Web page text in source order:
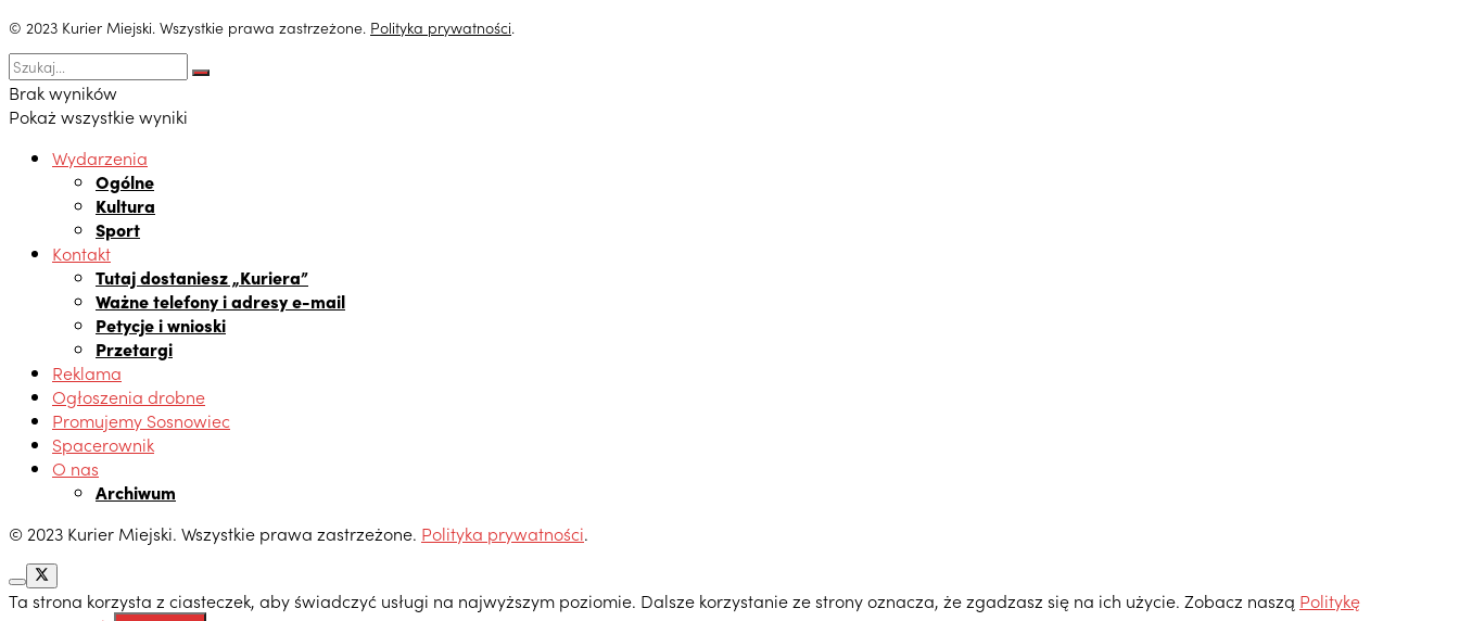
© 2023 Kurier Miejski. Wszystkie prawa zastrzeżone. Polityka prywatności.
Brak wyników
Pokaż wszystkie wyniki
Wydarzenia
Ogólne
Kultura
Sport
Kontakt
Tutaj dostaniesz „Kuriera”
Ważne telefony i adresy e-mail
Petycje i wnioski
Przetargi
Reklama
Ogłoszenia drobne
Promujemy Sosnowiec
Spacerownik
O nas
Archiwum
© 2023 Kurier Miejski. Wszystkie prawa zastrzeżone. Polityka prywatności.
Ta strona korzysta z ciasteczek, aby świadczyć usługi na najwyższym poziomie. Dalsze korzystanie ze strony oznacza, że zgadzasz się na ich użycie. Zobacz naszą Politykę